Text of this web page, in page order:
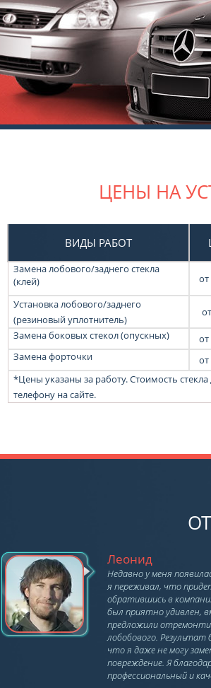
ЦЕНЫ НА
ВИДЫ РАБОТ
Замена лобового/заднего стекла
(клей)
от
Установка лобового/заднего
(резиновый уплотнитель)
Замена боковых стекол (опускных)
от
Замена форточки
от
*Цены указаны за работу. Стоимость стекла
телефону на сайте.
Леонид
Недавно у меня
я переживал, что
обратившись в
был приятно удивлен,
предложили
лобобового.
что я даже не могу
повреждение. Я
профессиональный и